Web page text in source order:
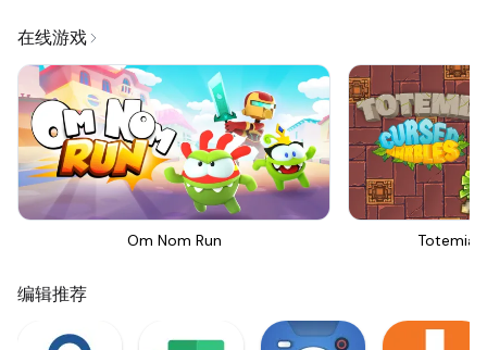
在线游戏
Om Nom Run Totemia
编辑推荐